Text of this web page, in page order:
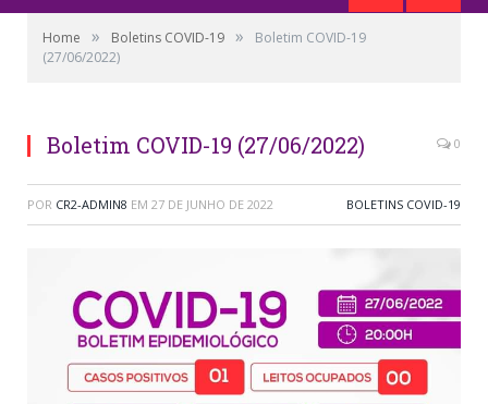
Home » Boletins COVID-19 »
Boletim COVID-19
(27/06/2022)
Boletim COVID-19 (27/06/2022) 0
POR CR2-ADMIN8 EM 27 DE JUNHO DE 2022 BOLETINS COVID-19